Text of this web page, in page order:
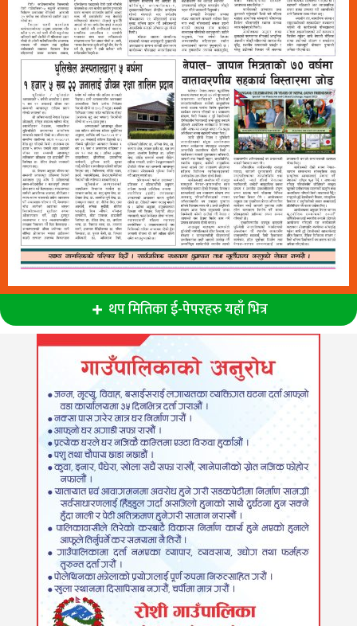
थप मितिका ई-पेपरहरु यहाँ भित्र